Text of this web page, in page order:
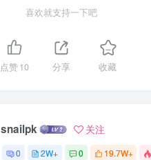
喜欢就支持一下吧
点赞10 分享 收藏
snailpk 关注
0 2W+ 0 19.7W+